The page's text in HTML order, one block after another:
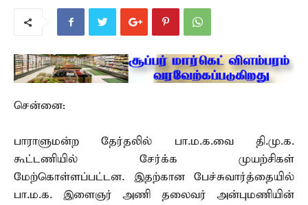
சென்னை:
பாராளுமன்ற தேர்தலில் பா.ம.க.வை தி.மு.க.
கூட்டணியில் சேர்க்க முயற்சிகள்
மேற்கொள்ளப்பட்டன. இதற்கான பேச்சுவார்த்தையில்
பா.ம.க. இளைஞர் அணி தலைவர் அன்புமணியின்